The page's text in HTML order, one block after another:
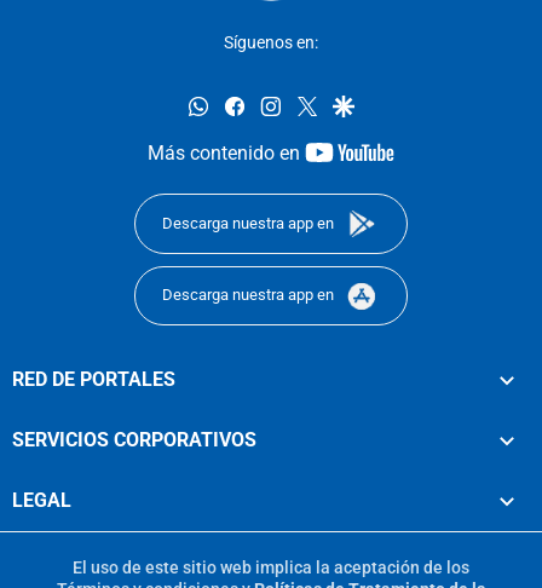
Síguenos en:
whatsappfacebookinstagram
twittergoogle
Más contenido en
youtube-
Descarga nuestra app en
Descarga nuestra app en
RED DE PORTALES
SERVICIOS CORPORATIVOS
LEGAL
El uso de este sitio web implica la aceptación de los